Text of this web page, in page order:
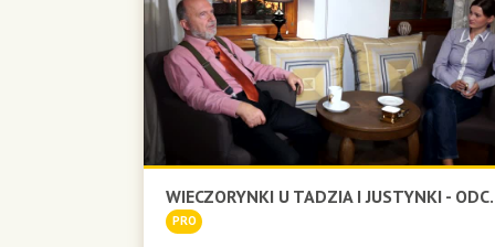
WIECZORYNKI U TADZIA I JUSTYNKI -
PRO